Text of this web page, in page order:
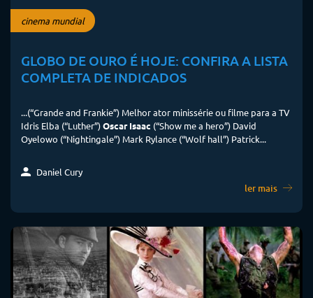
cinema mundial
GLOBO DE OURO É HOJE: CONFIRA A LISTA
COMPLETA DE INDICADOS
...(“Grande and Frankie”) Melhor ator minissérie ou filme para a TV
Idris Elba (“Luther”)Oscar Isaac (“Show me a hero”) David
Oyelowo (“Nightingale”) Mark Rylance (“Wolf hall”) Patrick...
Daniel Cury
ler mais